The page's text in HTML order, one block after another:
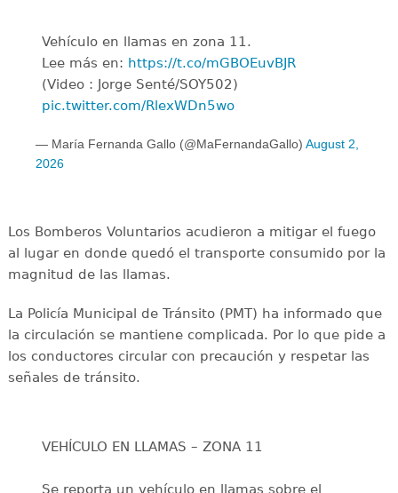
Vehículo en llamas en zona 11.
Lee más en: https://t.co/mGBOEuvBJR
(Video : Jorge Senté/SOY502)
pic.twitter.com/RlexWDn5wo
— María Fernanda Gallo (@MaFernandaGallo) August 2,
2026
Los Bomberos Voluntarios acudieron a mitigar el fuego
al lugar en donde quedó el transporte consumido por la
magnitud de las llamas.
La Policía Municipal de Tránsito (PMT) ha informado que
la circulación se mantiene complicada. Por lo que pide a
los conductores circular con precaución y respetar las
señales de tránsito.
VEHÍCULO EN LLAMAS – ZONA 11